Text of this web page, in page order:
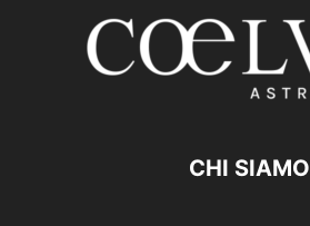
CHI SIAMO